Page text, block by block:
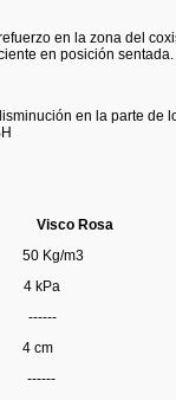
en la zona del
en posición sentada.
en la parte de
Visco Rosa
Kg/m3
kPa